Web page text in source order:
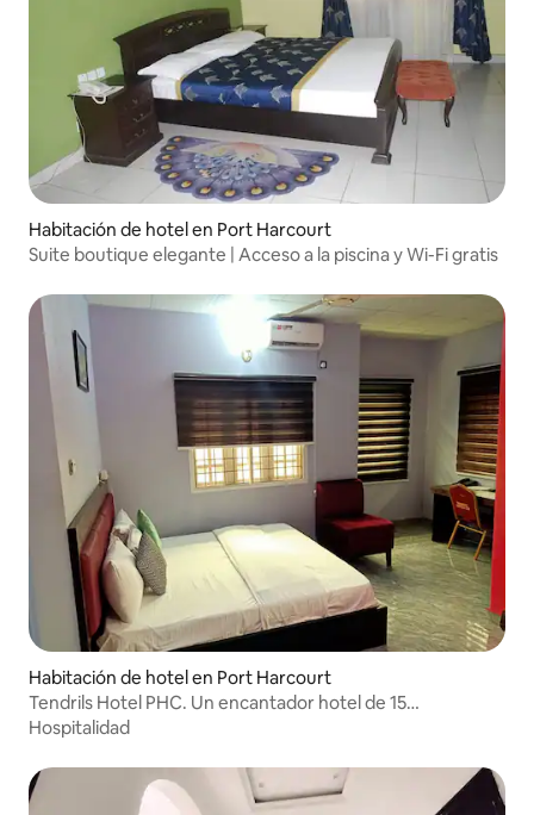
Habitación de hotel en Port Harcourt
Suite boutique elegante | Acceso a la piscina y Wi-Fi gratis
Habitación de hotel en Port Harcourt
Tendrils Hotel PHC. Un encantador hotel de 15
dormitorios.
Hospitalidad